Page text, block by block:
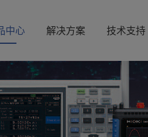
中心 解决方案 技术支持